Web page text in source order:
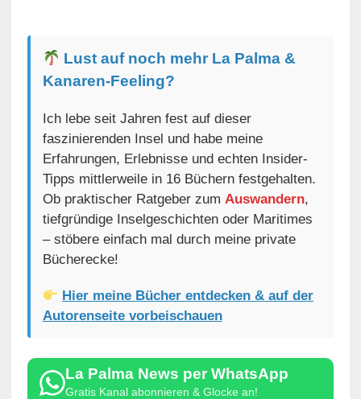
Lust auf noch mehr La Palma &
Kanaren-Feeling?
Ich lebe seit Jahren fest auf dieser
faszinierenden Insel und habe meine
Erfahrungen, Erlebnisse und echten Insider-
Tipps mittlerweile in 16 Büchern festgehalten.
Ob praktischer Ratgeber zum Auswandern,
tiefgründige Inselgeschichten oder Maritimes
– stöbere einfach mal durch meine private
Bücherecke!
Hier meine Bücher entdecken & auf der
Autorenseite vorbeischauen
La Palma News per WhatsApp
Gratis Kanal abonnieren & Glocke an!